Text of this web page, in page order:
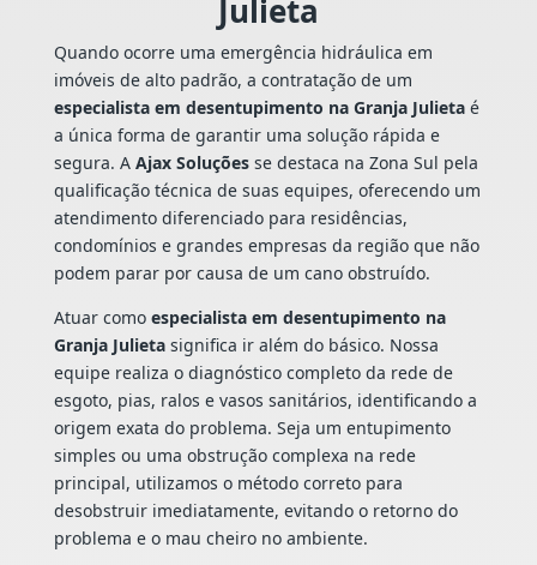
Julieta
Quando ocorre uma emergência hidráulica em
imóveis de alto padrão, a contratação de um
especialista em desentupimento na Granja Julietaé
a única forma de garantir uma solução rápida e
segura. A Ajax Soluçõesse destaca na Zona Sul pela
qualificação técnica de suas equipes, oferecendo um
atendimento diferenciado para residências,
condomínios e grandes empresas da região que não
podem parar por causa de um cano obstruído.
Atuar como especialista em desentupimento na
Granja Julietasignifica ir além do básico. Nossa
equipe realiza o diagnóstico completo da rede de
esgoto, pias, ralos e vasos sanitários, identificando a
origem exata do problema. Seja um entupimento
simples ou uma obstrução complexa na rede
principal, utilizamos o método correto para
desobstruir imediatamente, evitando o retorno do
problema e o mau cheiro no ambiente.